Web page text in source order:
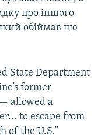
про іншого
обіймав цю
State Department
former
allowed a
to escape from
of the U.S."